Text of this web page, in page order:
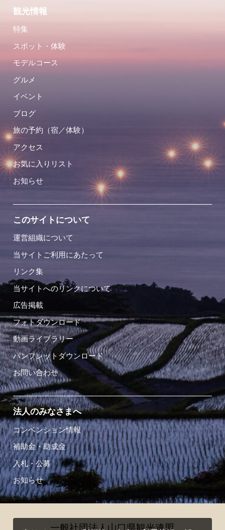
観光情報
特集
スポット・体験
モデルコース
グルメ
イベント
ブログ
旅の予約（宿／体験）
アクセス
お気に入りリスト
お知らせ
このサイトについて
運営組織について
当サイトご利用にあたって
リンク集
当サイトへのリンクについて
広告掲載
フォトダウンロード
動画ライブラリー
パンフレットダウンロード
お問い合わせ
法人のみなさまへ
コンベンション情報
補助金・助成金
入札・公募
お知らせ
一般社団法人山口県観光連盟